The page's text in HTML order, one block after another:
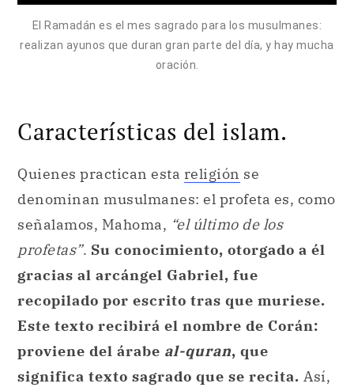
El Ramadán es el mes sagrado para los musulmanes:
realizan ayunos que duran gran parte del día, y hay mucha
oración.
Características del islam.
Quienes practican esta religión se
denominan musulmanes: el profeta es, como
señalamos, Mahoma, “el último de los
profetas”. Su conocimiento, otorgado a él
gracias al arcángel Gabriel, fue
recopilado por escrito tras que muriese.
Este texto recibirá el nombre de Corán:
proviene del árabe al-quran, que
significa texto sagrado que se recita. Así,